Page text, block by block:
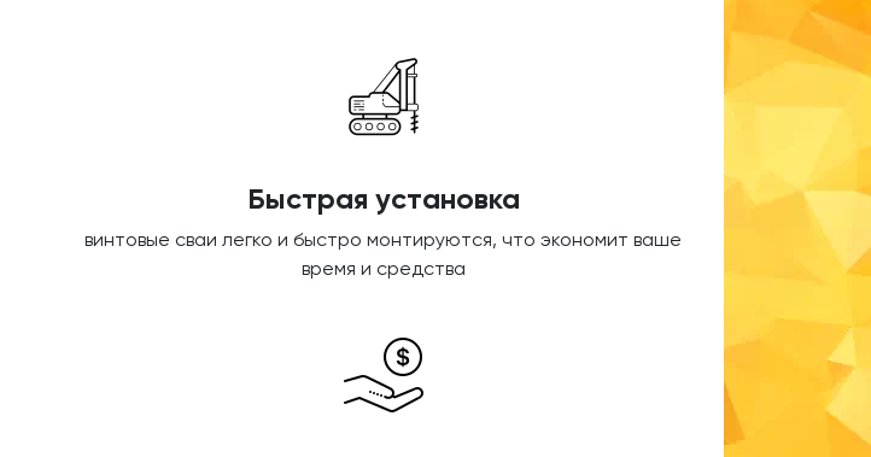
Быстрая установка
винтовые сваи легко и быстро монтируются, что экономит ваше
время и средства